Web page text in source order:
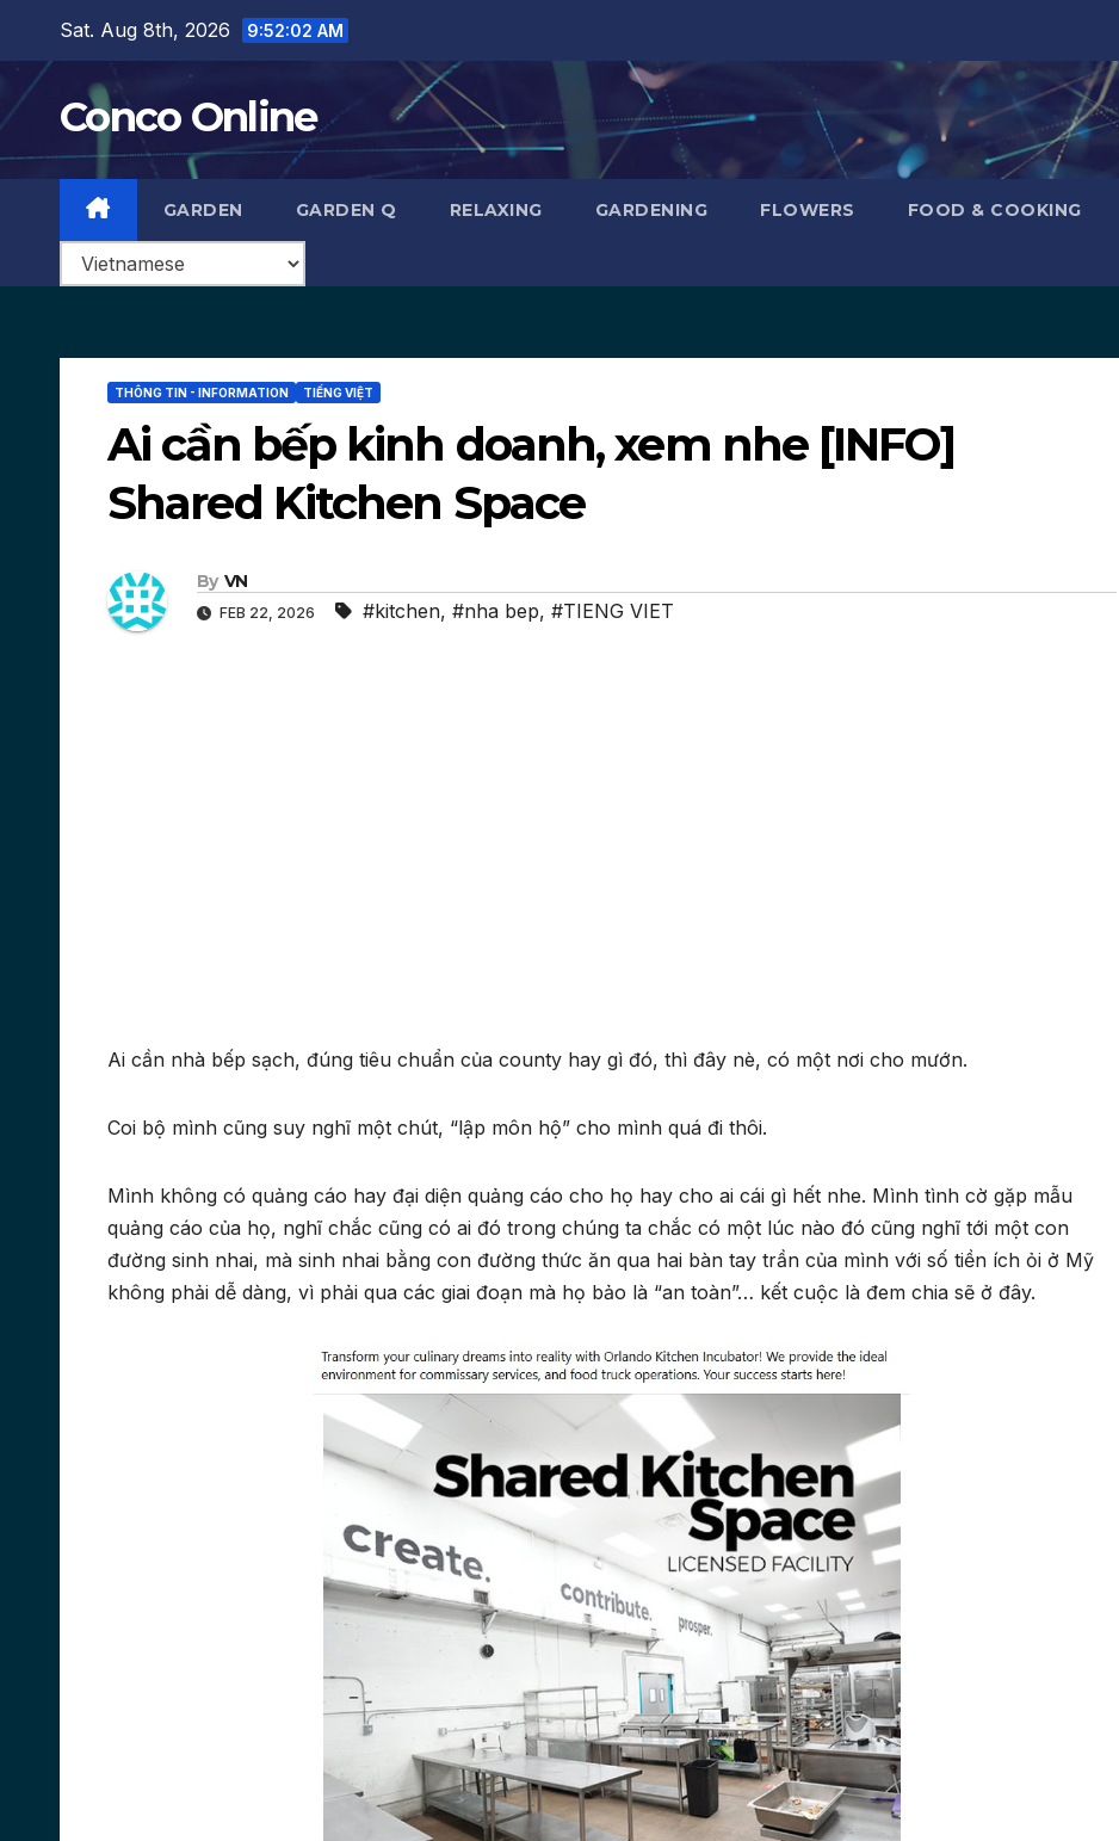
content
Sat. Aug 8th, 2026 9:52:03 AM
Conco Online
GARDEN GARDEN Q RELAXING GARDENING FLOWERS FOOD & COOKING
THÔNG TIN - INFORMATION TIẾNG VIỆT
Ai cần bếp kinh doanh, xem nhe [INFO]
Shared Kitchen Space
By VN
FEB 22, 2026 #kitchen, #nha bep, #TIENG VIET
Ai cần nhà bếp sạch, đúng tiêu chuẩn của county hay gì đó, thì đây nè, có một nơi cho mướn.
Coi bộ mình cũng suy nghĩ một chút, “lập môn hộ” cho mình quá đi thôi.
Mình không có quảng cáo hay đại diện quảng cáo cho họ hay cho ai cái gì hết nhe. Mình tình cờ gặp mẫu
quảng cáo của họ, nghĩ chắc cũng có ai đó trong chúng ta chắc có một lúc nào đó cũng nghĩ tới một con
đường sinh nhai, mà sinh nhai bằng con đường thức ăn qua hai bàn tay trần của mình với số tiền ích ỏi ở Mỹ
không phải dễ dàng, vì phải qua các giai đoạn mà họ bảo là “an toàn”… kết cuộc là đem chia sẽ ở đây.